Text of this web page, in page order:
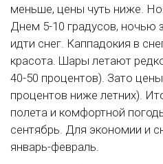
меньше, цены чуть ниже.
Днем 5-10 градусов,
идти снег. Каппадокия в
красота. Шары летают
40-50 процентов). Зато
процентов ниже летних).
полета и комфортной
сентябрь. Для экономии и
январь-февраль.